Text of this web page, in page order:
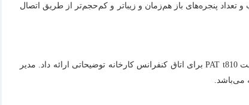
تعداد پنجره‌های باز هم‌زمان و زیباتر و کم‌حجم‌تر
از طریق اتصال
بعد از حدود دو ماه به سراغ مدیر فناوری اطلاعات این کارخانه می‌رویم و طی گپ و گفتی پیرامون کارایی تین‌کلاینت‌ها از ویژگی‌های مفید و مؤثر تین‌کلاینت PAT t810 برای اتاق کنفرانس کارخانه توضیحاتی ارائه داد. مدیر